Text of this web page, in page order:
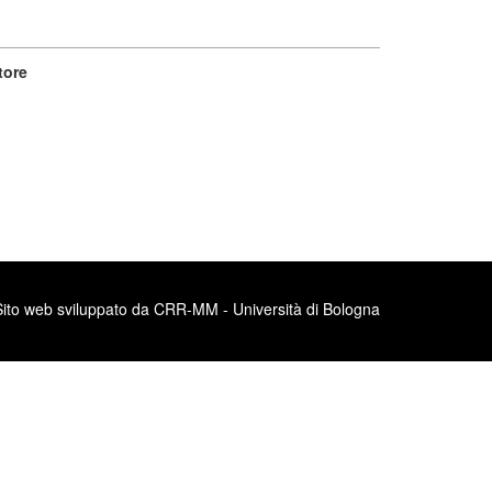
web sviluppato da CRR-MM - Università di Bologna